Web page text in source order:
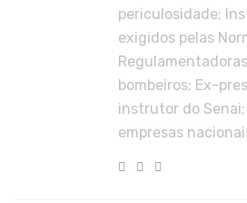
periculosidade;
exigidos pelas
bombeiros; Ex-
instrutor do
empresas